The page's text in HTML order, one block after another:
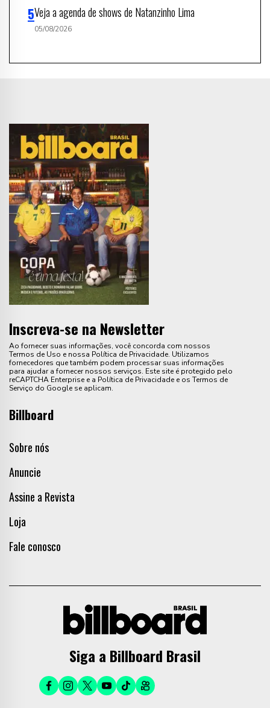
Veja a agenda de shows de Natanzinho Lima
05/08/2026
Inscreva-se na Newsletter
Ao fornecer suas informações, você concorda com nossos
Termos de Uso e nossa Política de Privacidade. Utilizamos
fornecedores que também podem processar suas informações
para ajudar a fornecer nossos serviços. Este site é protegido pelo
reCAPTCHA Enterprise e a Política de Privacidade e os Termos de
Serviço do Google se aplicam.
Billboard
Sobre nós
Anuncie
Assine a Revista
Loja
Fale conosco
Siga a Billboard Brasil